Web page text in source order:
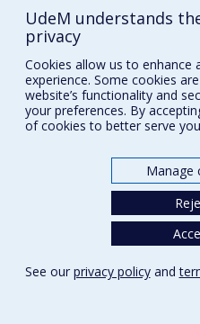
Faculté de l'aménagement
Plan du site
Accessibilité
UdeM understands
privacy
Cookies allow us to enhance
experience. Some cookies
website’s functionality and
your preferences. By
of cookies to better serve
Manage
See our privacy policyand